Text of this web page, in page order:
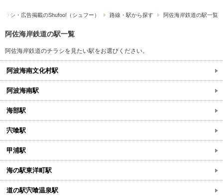
ラシ・​広告掲載の​Shufoo!​（シュフー） 路線・駅から探す 阿佐海岸鉄道の駅一覧
阿佐海岸鉄道の駅一覧
阿佐海岸鉄道のチラシを見たい駅をお選びください。
阿波海南文化村駅
阿波海南駅
海部駅
宍喰駅
甲浦駅
海の駅東洋町駅
道の駅宍喰温泉駅